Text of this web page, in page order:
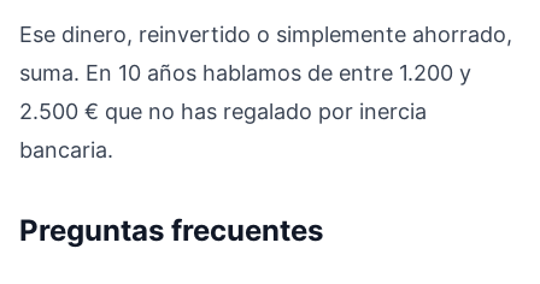
Ese dinero, reinvertido o simplemente ahorrado,
suma. En 10 años hablamos de entre 1.200 y
2.500 € que no has regalado por inercia
bancaria.
Preguntas frecuentes